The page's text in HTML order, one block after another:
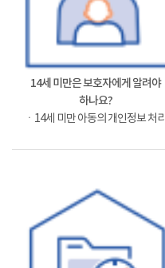
14세 미만은 보호자에게 알려야
하나요?
ㆍ14세 미만 아동의 개인정보 처리